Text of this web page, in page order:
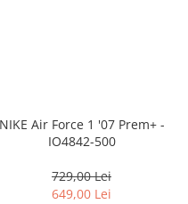
NIKE Air Force 1 '07 Prem+ -
IO4842-500
729,00 Lei
649,00 Lei